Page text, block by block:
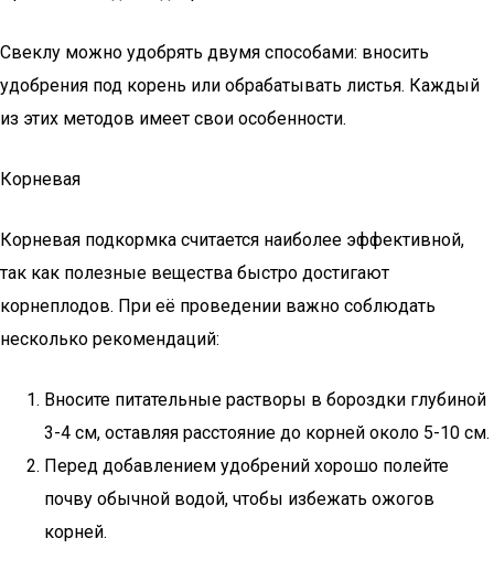
Свеклу можно удобрять двумя способами: вносить
удобрения под корень или обрабатывать листья. Каждый
из этих методов имеет свои особенности.
Корневая
Корневая подкормка считается наиболее эффективной,
так как полезные вещества быстро достигают
корнеплодов. При её проведении важно соблюдать
несколько рекомендаций:
Вносите питательные растворы в бороздки глубиной
3-4 см, оставляя расстояние до корней около 5-10 см.
Перед добавлением удобрений хорошо полейте
почву обычной водой, чтобы избежать ожогов
корней.